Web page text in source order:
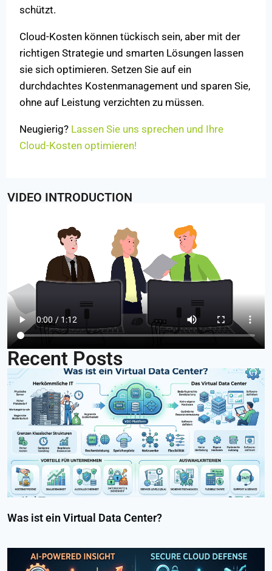
schützt.
Cloud-Kosten können tückisch sein, aber mit der
richtigen Strategie und smarten Lösungen lassen
sie sich optimieren. Setzen Sie auf ein
durchdachtes Kostenmanagement und sparen Sie,
ohne auf Leistung verzichten zu müssen.
Neugierig? Lassen Sie uns sprechen und Ihre
Cloud-Kosten optimieren!
VIDEO INTRODUCTION
Recent Posts
Was ist ein Virtual Data Center?